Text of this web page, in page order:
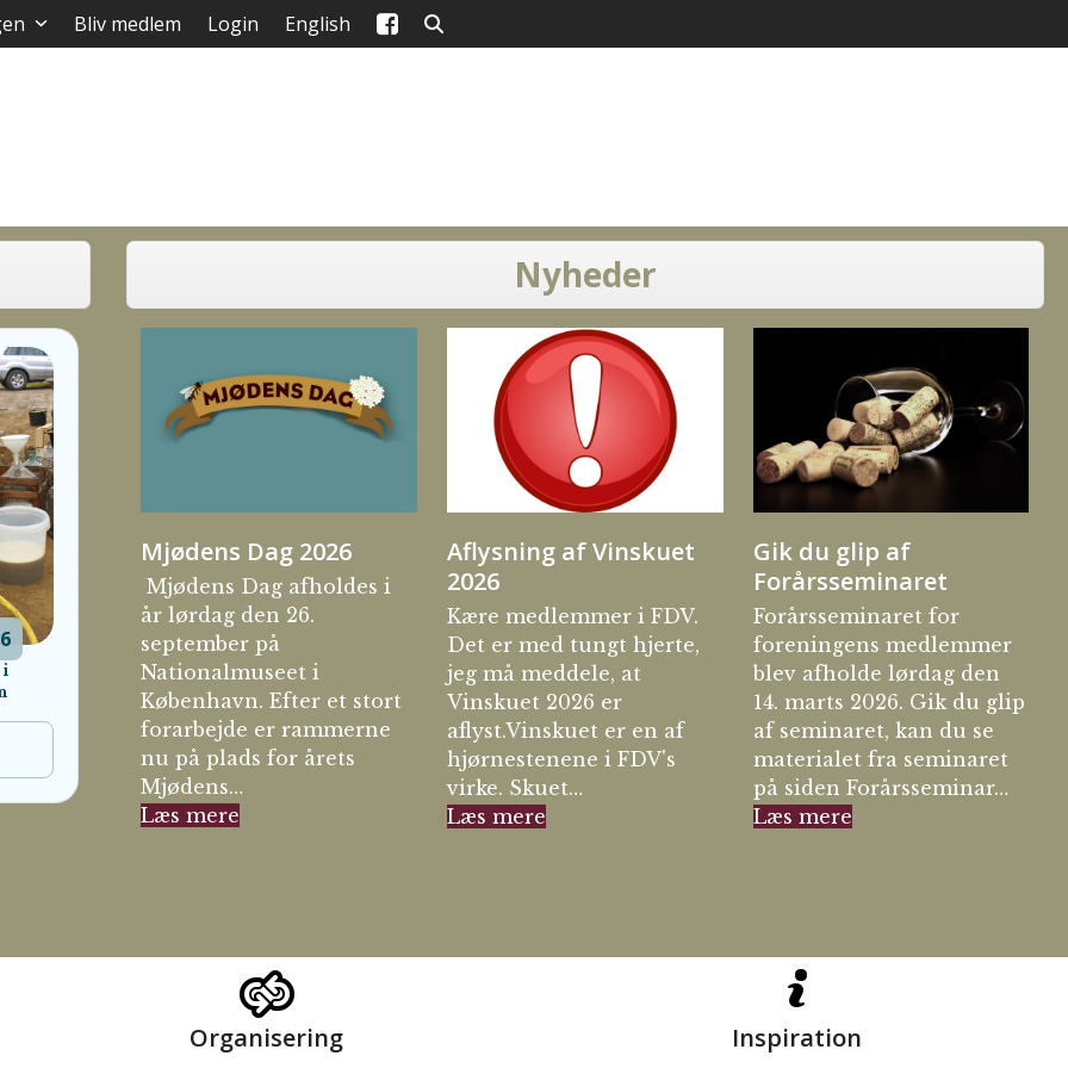
Bliv medlem Login English
i
Nyheder
Mjødens Dag 2026
Mjødens Dag afholdes i
år lørdag den 26.
september på
Nationalmuseet i
København. Efter et stort
forarbejde er rammerne
nu på plads for årets
Mjødens…
Læs mere
Aflysning af Vinskuet
2026
Kære medlemmer i FDV.
Det er med tungt hjerte,
jeg må meddele, at
Vinskuet 2026 er
aflyst.Vinskuet er en af
hjørnestenene i FDV's
virke. Skuet…
Læs mere
Gik du glip af
Forårsseminaret
Forårsseminaret for
foreningens medlemmer
blev afholde lørdag den
14. marts 2026. Gik du glip
af seminaret, kan du se
materialet fra seminaret
på siden Forårsseminar…
Læs mere
Organisering Inspiration